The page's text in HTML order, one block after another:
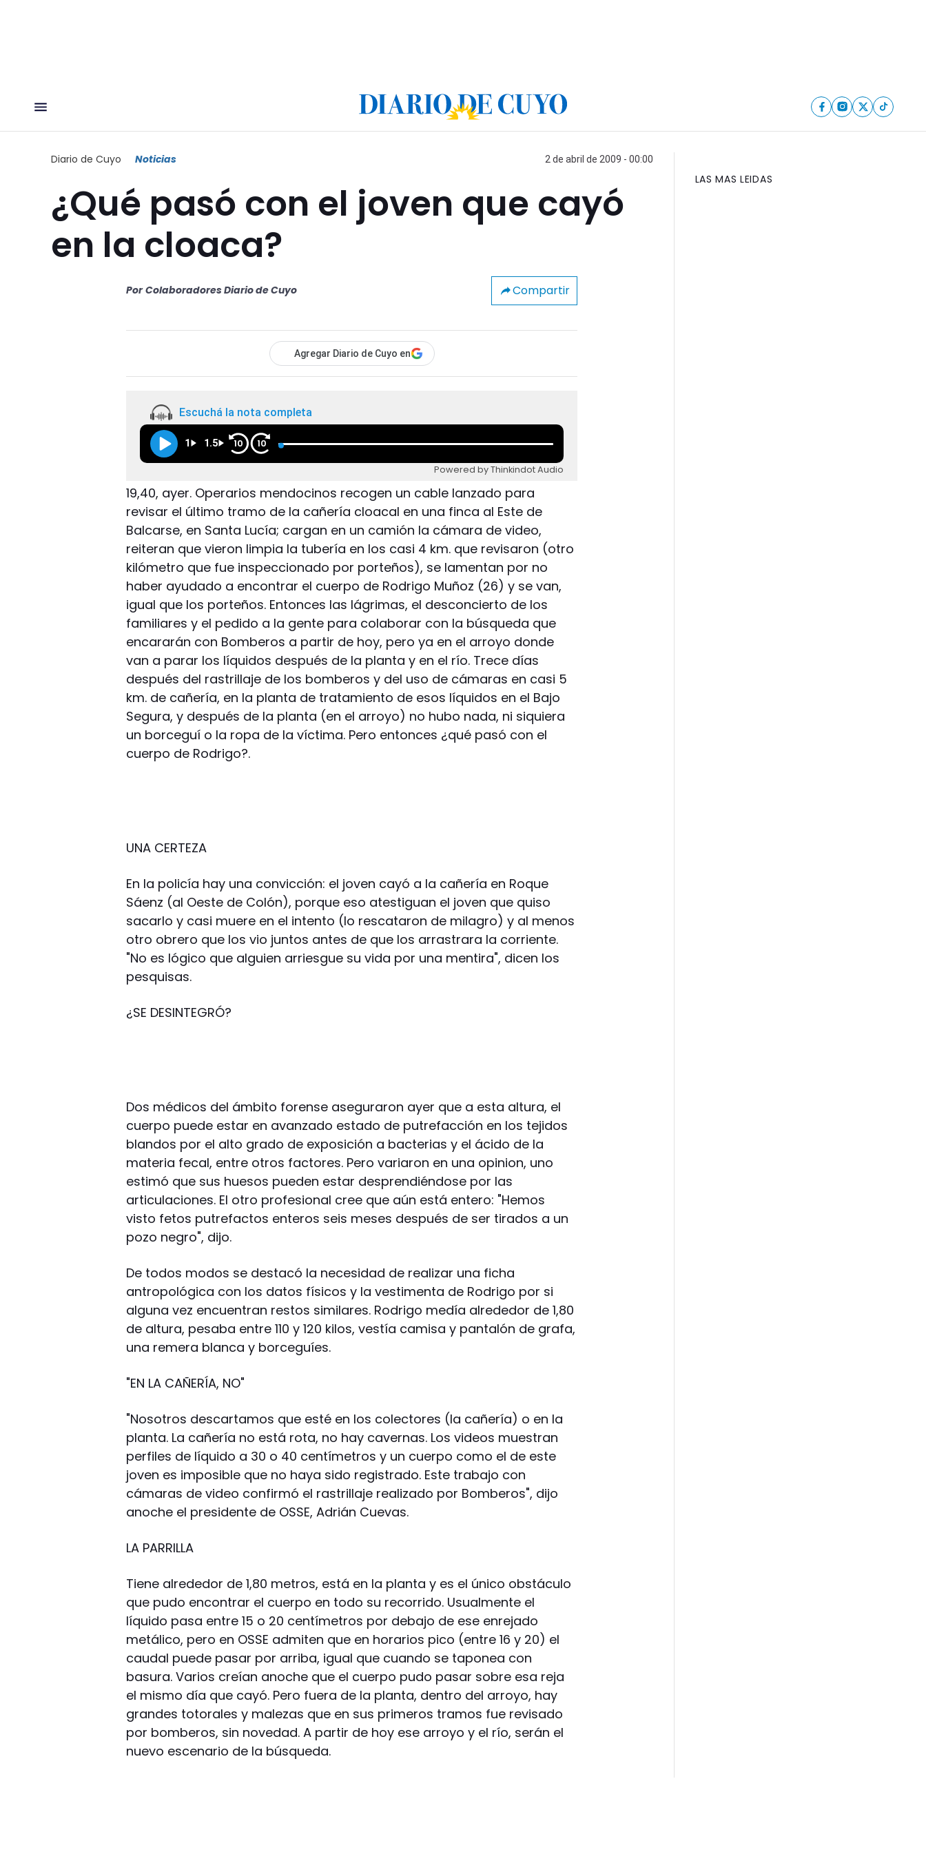
Diario de Cuyo Noticias 2 de abril de 2009 - 00:00
¿Qué pasó con el joven que cayó
en la cloaca?
Por Colaboradores Diario de Cuyo Compartir
Agregar Diario de Cuyo en
Escuchá la nota completa
1 1.5 10 10
Powered by Thinkindot Audio
19,40, ayer. Operarios mendocinos recogen un cable lanzado para
revisar el último tramo de la cañería cloacal en una finca al Este de
Balcarse, en Santa Lucía; cargan en un camión la cámara de video,
reiteran que vieron limpia la tubería en los casi 4 km. que revisaron (otro
kilómetro que fue inspeccionado por porteños), se lamentan por no
haber ayudado a encontrar el cuerpo de Rodrigo Muñoz (26) y se van,
igual que los porteños. Entonces las lágrimas, el desconcierto de los
familiares y el pedido a la gente para colaborar con la búsqueda que
encararán con Bomberos a partir de hoy, pero ya en el arroyo donde
van a parar los líquidos después de la planta y en el río. Trece días
después del rastrillaje de los bomberos y del uso de cámaras en casi 5
km. de cañería, en la planta de tratamiento de esos líquidos en el Bajo
Segura, y después de la planta (en el arroyo) no hubo nada, ni siquiera
un borceguí o la ropa de la víctima. Pero entonces ¿qué pasó con el
cuerpo de Rodrigo?.
UNA CERTEZA
En la policía hay una convicción: el joven cayó a la cañería en Roque
Sáenz (al Oeste de Colón), porque eso atestiguan el joven que quiso
sacarlo y casi muere en el intento (lo rescataron de milagro) y al menos
otro obrero que los vio juntos antes de que los arrastrara la corriente.
"No es lógico que alguien arriesgue su vida por una mentira", dicen los
pesquisas.
¿SE DESINTEGRÓ?
Dos médicos del ámbito forense aseguraron ayer que a esta altura, el
cuerpo puede estar en avanzado estado de putrefacción en los tejidos
blandos por el alto grado de exposición a bacterias y el ácido de la
materia fecal, entre otros factores. Pero variaron en una opinion, uno
estimó que sus huesos pueden estar desprendiéndose por las
articulaciones. El otro profesional cree que aún está entero: "Hemos
visto fetos putrefactos enteros seis meses después de ser tirados a un
pozo negro", dijo.
De todos modos se destacó la necesidad de realizar una ficha
antropológica con los datos físicos y la vestimenta de Rodrigo por si
alguna vez encuentran restos similares. Rodrigo medía alrededor de 1,80
de altura, pesaba entre 110 y 120 kilos, vestía camisa y pantalón de grafa,
una remera blanca y borceguíes.
"EN LA CAÑERÍA, NO"
"Nosotros descartamos que esté en los colectores (la cañería) o en la
planta. La cañería no está rota, no hay cavernas. Los videos muestran
perfiles de líquido a 30 o 40 centímetros y un cuerpo como el de este
joven es imposible que no haya sido registrado. Este trabajo con
cámaras de video confirmó el rastrillaje realizado por Bomberos", dijo
anoche el presidente de OSSE, Adrián Cuevas.
LA PARRILLA
Tiene alrededor de 1,80 metros, está en la planta y es el único obstáculo
que pudo encontrar el cuerpo en todo su recorrido. Usualmente el
líquido pasa entre 15 o 20 centímetros por debajo de ese enrejado
metálico, pero en OSSE admiten que en horarios pico (entre 16 y 20) el
caudal puede pasar por arriba, igual que cuando se taponea con
basura. Varios creían anoche que el cuerpo pudo pasar sobre esa reja
el mismo día que cayó. Pero fuera de la planta, dentro del arroyo, hay
grandes totorales y malezas que en sus primeros tramos fue revisado
por bomberos, sin novedad. A partir de hoy ese arroyo y el río, serán el
nuevo escenario de la búsqueda.
LAS MAS LEIDAS